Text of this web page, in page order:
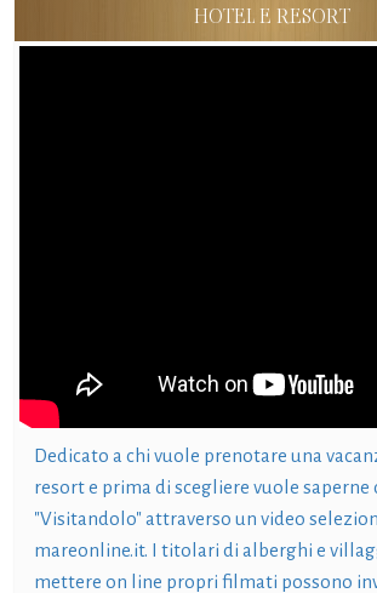
HOTEL E RESORT
Dedicato a chi vuole prenotare una
resort e prima di scegliere vuole saperne
"Visitandolo" attraverso un video
mareonline.it. I titolari di alberghi e
mettere on line propri filmati possono